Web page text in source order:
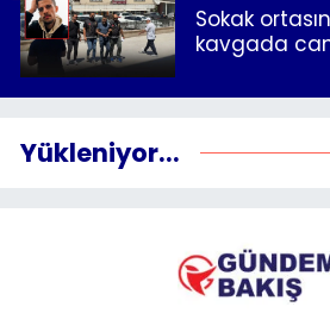
Sokak
kavgada
Yükleniyor...